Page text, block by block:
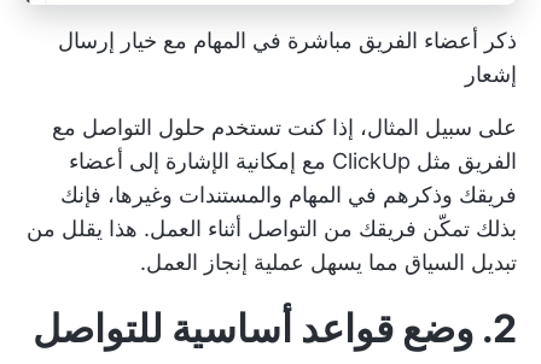
ذكر أعضاء الفريق مباشرة في المهام مع خيار إرسال
إشعار
على سبيل المثال، إذا كنت تستخدم حلول التواصل مع
الفريق مثل ClickUp مع إمكانية الإشارة إلى أعضاء
فريقك وذكرهم في المهام والمستندات وغيرها، فإنك
بذلك تمكّن فريقك من التواصل أثناء العمل. هذا يقلل من
تبديل السياق مما يسهل عملية إنجاز العمل.
2. وضع قواعد أساسية للتواصل